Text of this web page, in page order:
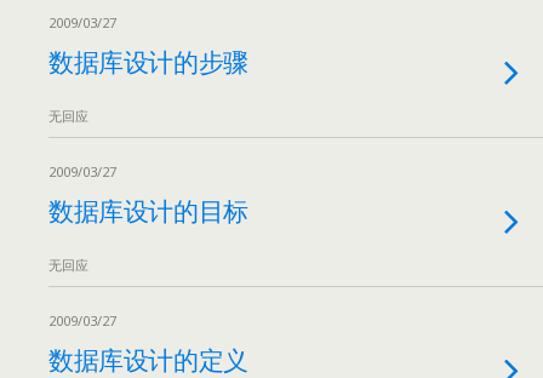
2009/03/27
数据库设计的步骤
无回应
2009/03/27
数据库设计的目标
无回应
2009/03/27
数据库设计的定义